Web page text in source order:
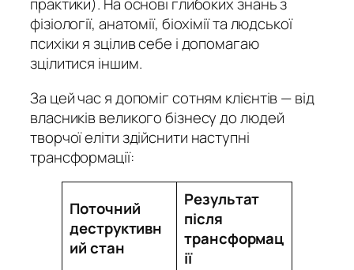
практики). На основі глибоких знань з
фізіології, анатомії, біохімії та людської
психіки я зцілив себе і допомагаю
зцілитися іншим.
За цей час я допоміг сотням клієнтів — від
власників великого бізнесу до людей
творчої еліти здійснити наступні
трансформації:
Поточний
деструктивн
ий стан
Результат
після
трансформац
ії